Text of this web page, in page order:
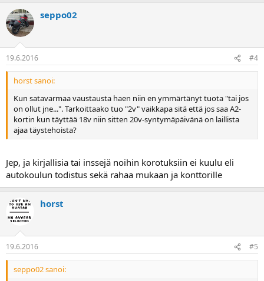
seppo02
19.6.2016 #4
horst sanoi:
Kun satavarmaa vaustausta haen niin en ymmärtänyt tuota "tai jos
on ollut jne...". Tarkoittaako tuo "2v" vaikkapa sitä että jos saa A2-
kortin kun täyttää 18v niin sitten 20v-syntymäpäivänä on laillista
ajaa täystehoista?
Jep, ja kirjallisia tai inssejä noihin korotuksiin ei kuulu eli
autokoulun todistus sekä rahaa mukaan ja konttorille
horst
19.6.2016 #5
seppo02 sanoi: